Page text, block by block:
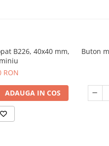
B226, 40x40 mm,
RON
ADAUGA IN COS
Buton